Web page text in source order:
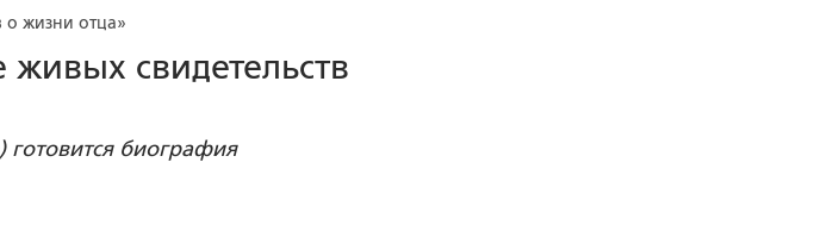
о жизни отца»
свидетельств
биография